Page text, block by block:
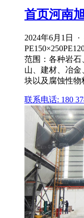
首页河南
2024年6月1日 ·
范围：各种岩石
山、建材、冶
块以及腐蚀性物
联系电话: 180